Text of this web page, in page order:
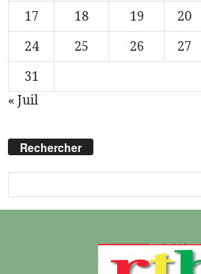
17
18 19 20
24
25 26 27
31
« Juil
Rechercher